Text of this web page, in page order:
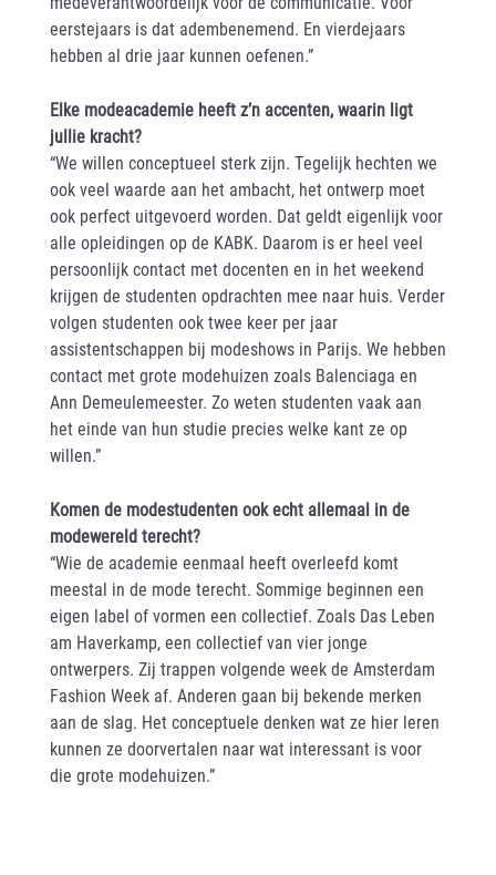
eerstejaars is dat adembenemend. En vierdejaars
hebben al drie jaar kunnen oefenen.”
Elke modeacademie heeft z’n accenten, waarin ligt
jullie kracht?
“We willen conceptueel sterk zijn. Tegelijk hechten we
ook veel waarde aan het ambacht, het ontwerp moet
ook perfect uitgevoerd worden. Dat geldt eigenlijk voor
alle opleidingen op de KABK. Daarom is er heel veel
persoonlijk contact met docenten en in het weekend
krijgen de studenten opdrachten mee naar huis. Verder
volgen studenten ook twee keer per jaar
assistentschappen bij modeshows in Parijs. We hebben
contact met grote modehuizen zoals Balenciaga en
Ann Demeulemeester. Zo weten studenten vaak aan
het einde van hun studie precies welke kant ze op
willen.”
Komen de modestudenten ook echt allemaal in de
modewereld terecht?
“Wie de academie eenmaal heeft overleefd komt
meestal in de mode terecht. Sommige beginnen een
eigen label of vormen een collectief. Zoals Das Leben
am Haverkamp, een collectief van vier jonge
ontwerpers. Zij trappen volgende week de Amsterdam
Fashion Week af. Anderen gaan bij bekende merken
aan de slag. Het conceptuele denken wat ze hier leren
kunnen ze doorvertalen naar wat interessant is voor
die grote modehuizen.”